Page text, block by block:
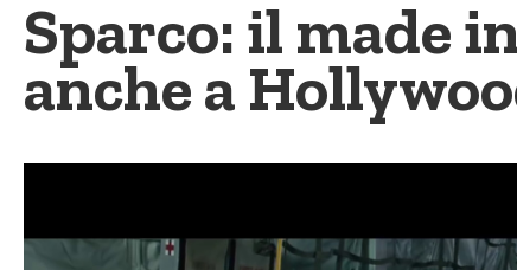
Sparco: il made
anche a